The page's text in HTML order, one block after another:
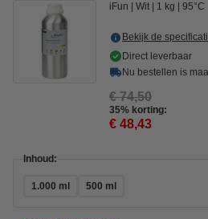
iFun Wit 1 kg 95°C
Bekijk de
Direct leverbaar
Nu bestellen is
€ 74,50
35% korting:
€ 48,43
Inhoud:
1.000 ml 500 ml